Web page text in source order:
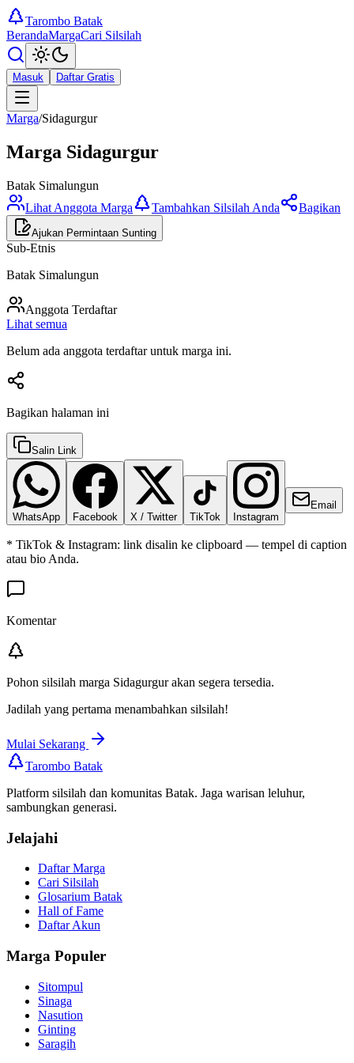
Tarombo Batak
BerandaMargaCari Silsilah
Masuk Daftar Gratis
Marga/Sidagurgur
Marga Sidagurgur
Batak Simalungun
Lihat Anggota Marga
Tambahkan Silsilah Anda Bagikan
Ajukan Permintaan Sunting
Sub-Etnis
Batak Simalungun
Anggota Terdaftar
Lihat semua
Belum ada anggota terdaftar untuk marga ini.
Bagikan halaman ini
Salin Link
WhatsApp Facebook X / Twitter TikTok Instagram
Email
* TikTok & Instagram: link disalin ke clipboard — tempel di caption
atau bio Anda.
Komentar
Pohon silsilah marga Sidagurgurakan segera tersedia.
Jadilah yang pertama menambahkan silsilah!
Mulai Sekarang
Tarombo Batak
Platform silsilah dan komunitas Batak. Jaga warisan leluhur,
sambungkan generasi.
Jelajahi
Daftar Marga
Cari Silsilah
Glosarium Batak
Hall of Fame
Daftar Akun
Marga Populer
Sitompul
Sinaga
Nasution
Ginting
Saragih